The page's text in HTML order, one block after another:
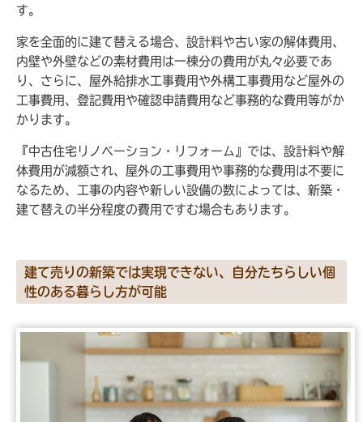
す。
家を全面的に建て替える場合、設計料や古い家の解体費用、
内壁や外壁などの素材費用は一棟分の費用が丸々必要であ
り、さらに、屋外給排水工事費用や外構工事費用など屋外の
工事費用、登記費用や確認申請費用など事務的な費用等がか
かります。
『中古住宅リノベーション・リフォーム』では、設計料や解
体費用が減額され、屋外の工事費用や事務的な費用は不要に
なるため、工事の内容や新しい設備の数によっては、新築・
建て替えの半分程度の費用ですむ場合もあります。
建て売りの新築では実現できない、自分たちらしい個
性のある暮らし方が可能